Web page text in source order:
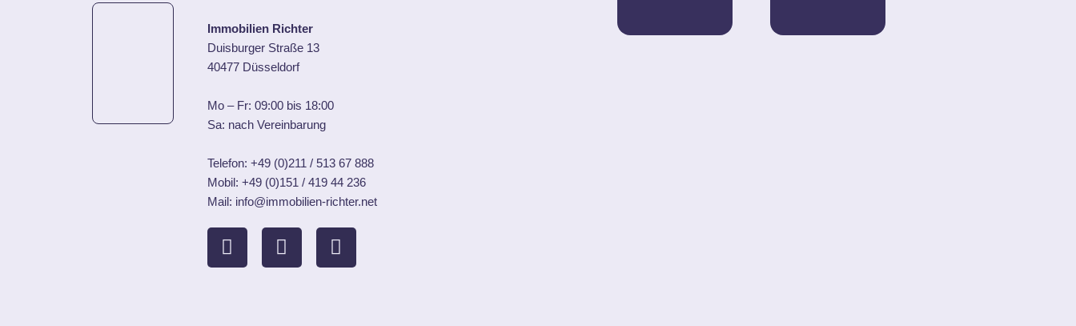
Immobilien Richter
Duisburger Straße 13
40477 Düsseldorf
Mo – Fr: 09:00 bis 18:00
Sa: nach Vereinbarung
Telefon: +49 (0)211 / 513 67 888
Mobil: +49 (0)151 / 419 44 236
Mail: info@immobilien-richter.net